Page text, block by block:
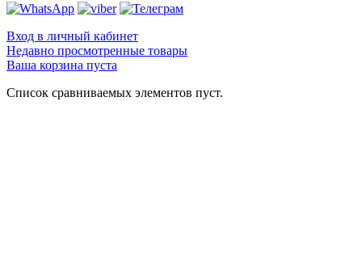
Вход в личный кабинет
Недавно просмотренные товары
Ваша корзина пуста
Список сравниваемых элементов пуст.